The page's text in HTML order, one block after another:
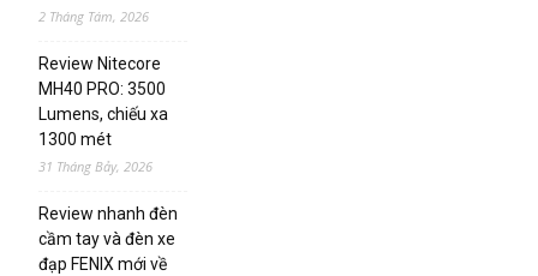
2 Tháng Tám, 2026
Review Nitecore
MH40 PRO: 3500
Lumens, chiếu xa
1300 mét
31 Tháng Bảy, 2026
Review nhanh đèn
cầm tay và đèn xe
đạp FENIX mới về